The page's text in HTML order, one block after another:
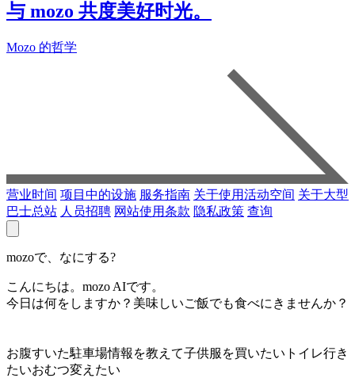
与 mozo 共度美好时光。
Mozo 的哲学
营业时间 项目中的设施 服务指南 关于使用活动空间 关于大型
巴士总站 人员招聘 网站使用条款 隐私政策 查询
mozoで、なにする?
こんにちは。mozo AIです。
今日は何をしますか？美味しいご飯でも食べにきませんか？
お腹すいた駐車場情報を教えて子供服を買いたい トイレ行き
たいおむつ変えたい